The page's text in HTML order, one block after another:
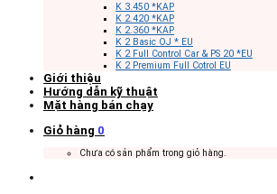
K 3.450 *KAP
K 2.420 *KAP
K 2.360 *KAP
K 2 Basic OJ * EU
K 2 Full Control Car & PS 20 *EU
K 2 Premium Full Cotrol EU
Giới thiệu
Hướng dẫn kỹ thuật
Mặt hàng bán chạy
Giỏ hàng 0
Chưa có sản phẩm trong giỏ hàng.